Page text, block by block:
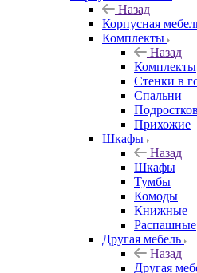
Назад
Корпусная
Комплекты
Назад
Комплекты
Стенки в
Спальни
Прихожие
Шкафы
Назад
Шкафы
Тумбы
Комоды
Книжные
Распашные
Другая мебель
Назад
Другая